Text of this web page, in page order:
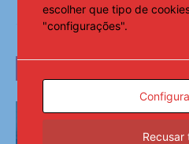
Polícia
escolher que tipo de
"configurações".
Recusar